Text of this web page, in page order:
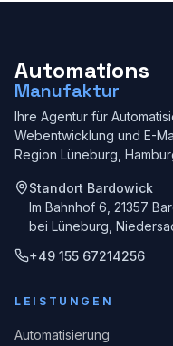
Automations
Manufaktur
Ihre Agentur für
Webentwicklung und E-
Region Lüneburg,
Standort Bardowick
Im Bahnhof 6, 21357
bei Lüneburg,
+49 155 67214256
LEISTUNGEN
Automatisierung